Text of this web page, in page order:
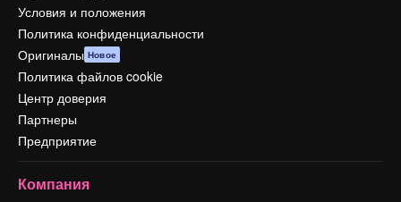
Условия и положения
Политика конфиденциальности
Оригиналы Новое
Политика файлов cookie
Центр доверия
Партнеры
Предприятие
Компания